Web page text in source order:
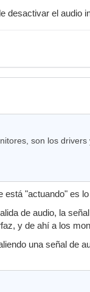
desactivar el audio
son los
está "actuando" es
de audio, la
y de ahí a los
una señal de